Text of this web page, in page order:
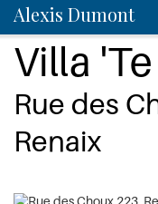
Alexis Dumont
Villa
Rue des
Renaix